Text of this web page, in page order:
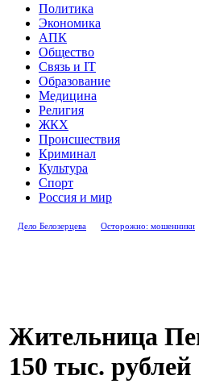
Политика
Экономика
АПК
Общество
Связь и IT
Образование
Медицина
Религия
ЖКХ
Происшествия
Криминал
Культура
Спорт
Россия и мир
Дело Белозерцева Осторожно: мошенники
Жительница
150 тыс. рублей